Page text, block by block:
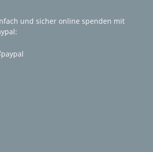
und sicher online spenden mit